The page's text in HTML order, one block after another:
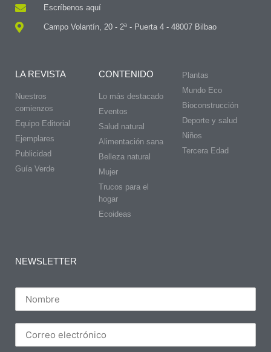
Escríbenos aquí
Campo Volantín, 20 - 2ª - Puerta 4 - 48007 Bilbao
LA REVISTA
Nuestros
comienzos
Equipo Editorial
Ejemplares
Publicidad
Guía Verde
CONTENIDO
Lo más destacado
Eventos
Salud natural
Alimentación sana
Belleza natural
Mujer
Trucos para el
hogar
Ecoideas
Plantas
Mundo Eco
Bioconstrucción
Deporte y salud
Niños
Tercera Edad
NEWSLETTER